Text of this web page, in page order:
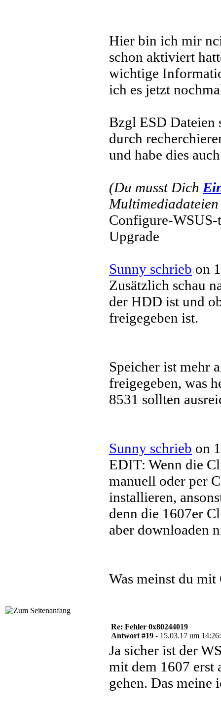
Hier bin ich mir
schon aktiviert
wichtige
ich es jetzt
Bzgl ESD Dateien
durch
und habe dies
(Du musst Dich
Configure-
Upgrade
Sunny schrieb on
Zusätzlich schau
der HDD ist und
freigegeben ist.
Speicher ist mehr
freigegeben, was
8531 sollten
Sunny schrieb on
EDIT: Wenn die
manuell oder per
installieren,
denn die 1607er
aber downloaden
Was meinst du mit
Re: Fehler 0x80244019
Antwort #19 - 15.03.17 um
Ja sicher ist der
mit dem 1607 erst
gehen. Das meine